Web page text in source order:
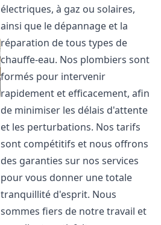
électriques, à gaz ou solaires,
ainsi que le dépannage et la
réparation de tous types de
chauffe-eau. Nos plombiers sont
formés pour intervenir
rapidement et efficacement, afin
de minimiser les délais d'attente
et les perturbations. Nos tarifs
sont compétitifs et nous offrons
des garanties sur nos services
pour vous donner une totale
tranquillité d'esprit. Nous
sommes fiers de notre travail et